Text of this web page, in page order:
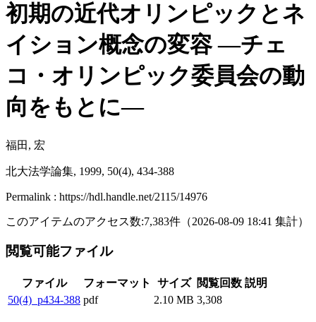
初期の近代オリンピックとネ
イション概念の変容 ―チェ
コ・オリンピック委員会の動
向をもとに―
福田, 宏
北大法学論集, 1999, 50(4), 434-388
Permalink : https://hdl.handle.net/2115/14976
このアイテムのアクセス数:7,383件 （2026-08-09 18:41 集計）
閲覧可能ファイル
ファイル フォーマット サイズ 閲覧回数 説明
50(4)_p434-388 pdf 2.10 MB 3,308